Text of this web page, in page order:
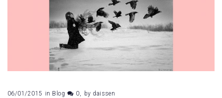
06/01/2015 in Blog 0 by daissen